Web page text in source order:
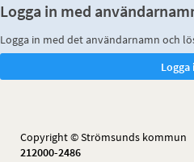
Logga in med
Logga in med det användarnamn och
Copyright © Strömsunds
212000-2486